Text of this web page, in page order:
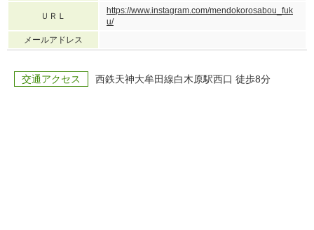
ＵＲＬ
https://www.instagram.com/mendokorosabou_fuk
u/
メールアドレス
交通アクセス 西鉄天神大牟田線白木原駅西口 徒歩8分